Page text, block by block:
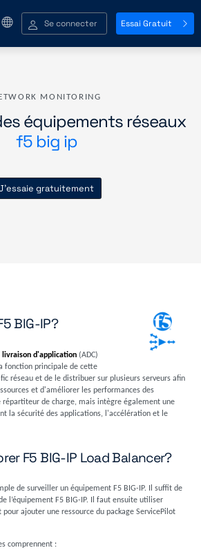
Se connecter Essai Gratuit
MONITORING
équipements réseaux
f5 big ip
gratuitement
BIG-IP?
livraison d'application(ADC)
fonction principale de cette
réseau et de le distribuer sur plusieurs serveurs afin
et d'améliorer les performances des
répartiteur de charge, mais intègre également une
la sécurité des applications, l'accélération et le
F5 BIG-IP Load Balancer?
de surveiller un équipement F5 BIG-IP. Il suffit de
l’équipement F5 BIG-IP. Il faut ensuite utiliser
pour ajouter une ressource du package ServicePilot
comprennent :